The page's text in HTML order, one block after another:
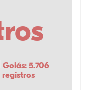
Goiás: 5.706
registros